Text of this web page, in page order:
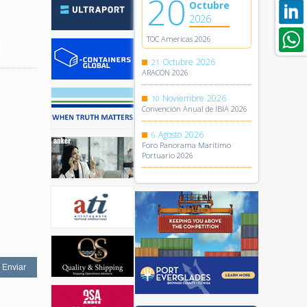
20 Octubre
2026
TOC Americas 2026
21 Octubre 2026
ARACON 2026
10 Noviembre 2026
Convención Anual de IBIA 2026
6 Agosto 2026
Foro Panorama Marítimo
Portuario 2026